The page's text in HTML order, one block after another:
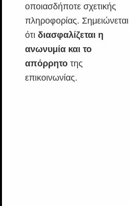
οποιασδήποτε σχετικής
πληροφορίας. Σημειώνεται
ότι διασφαλίζεται η
ανωνυμία και το
απόρρητοτης
επικοινωνίας.